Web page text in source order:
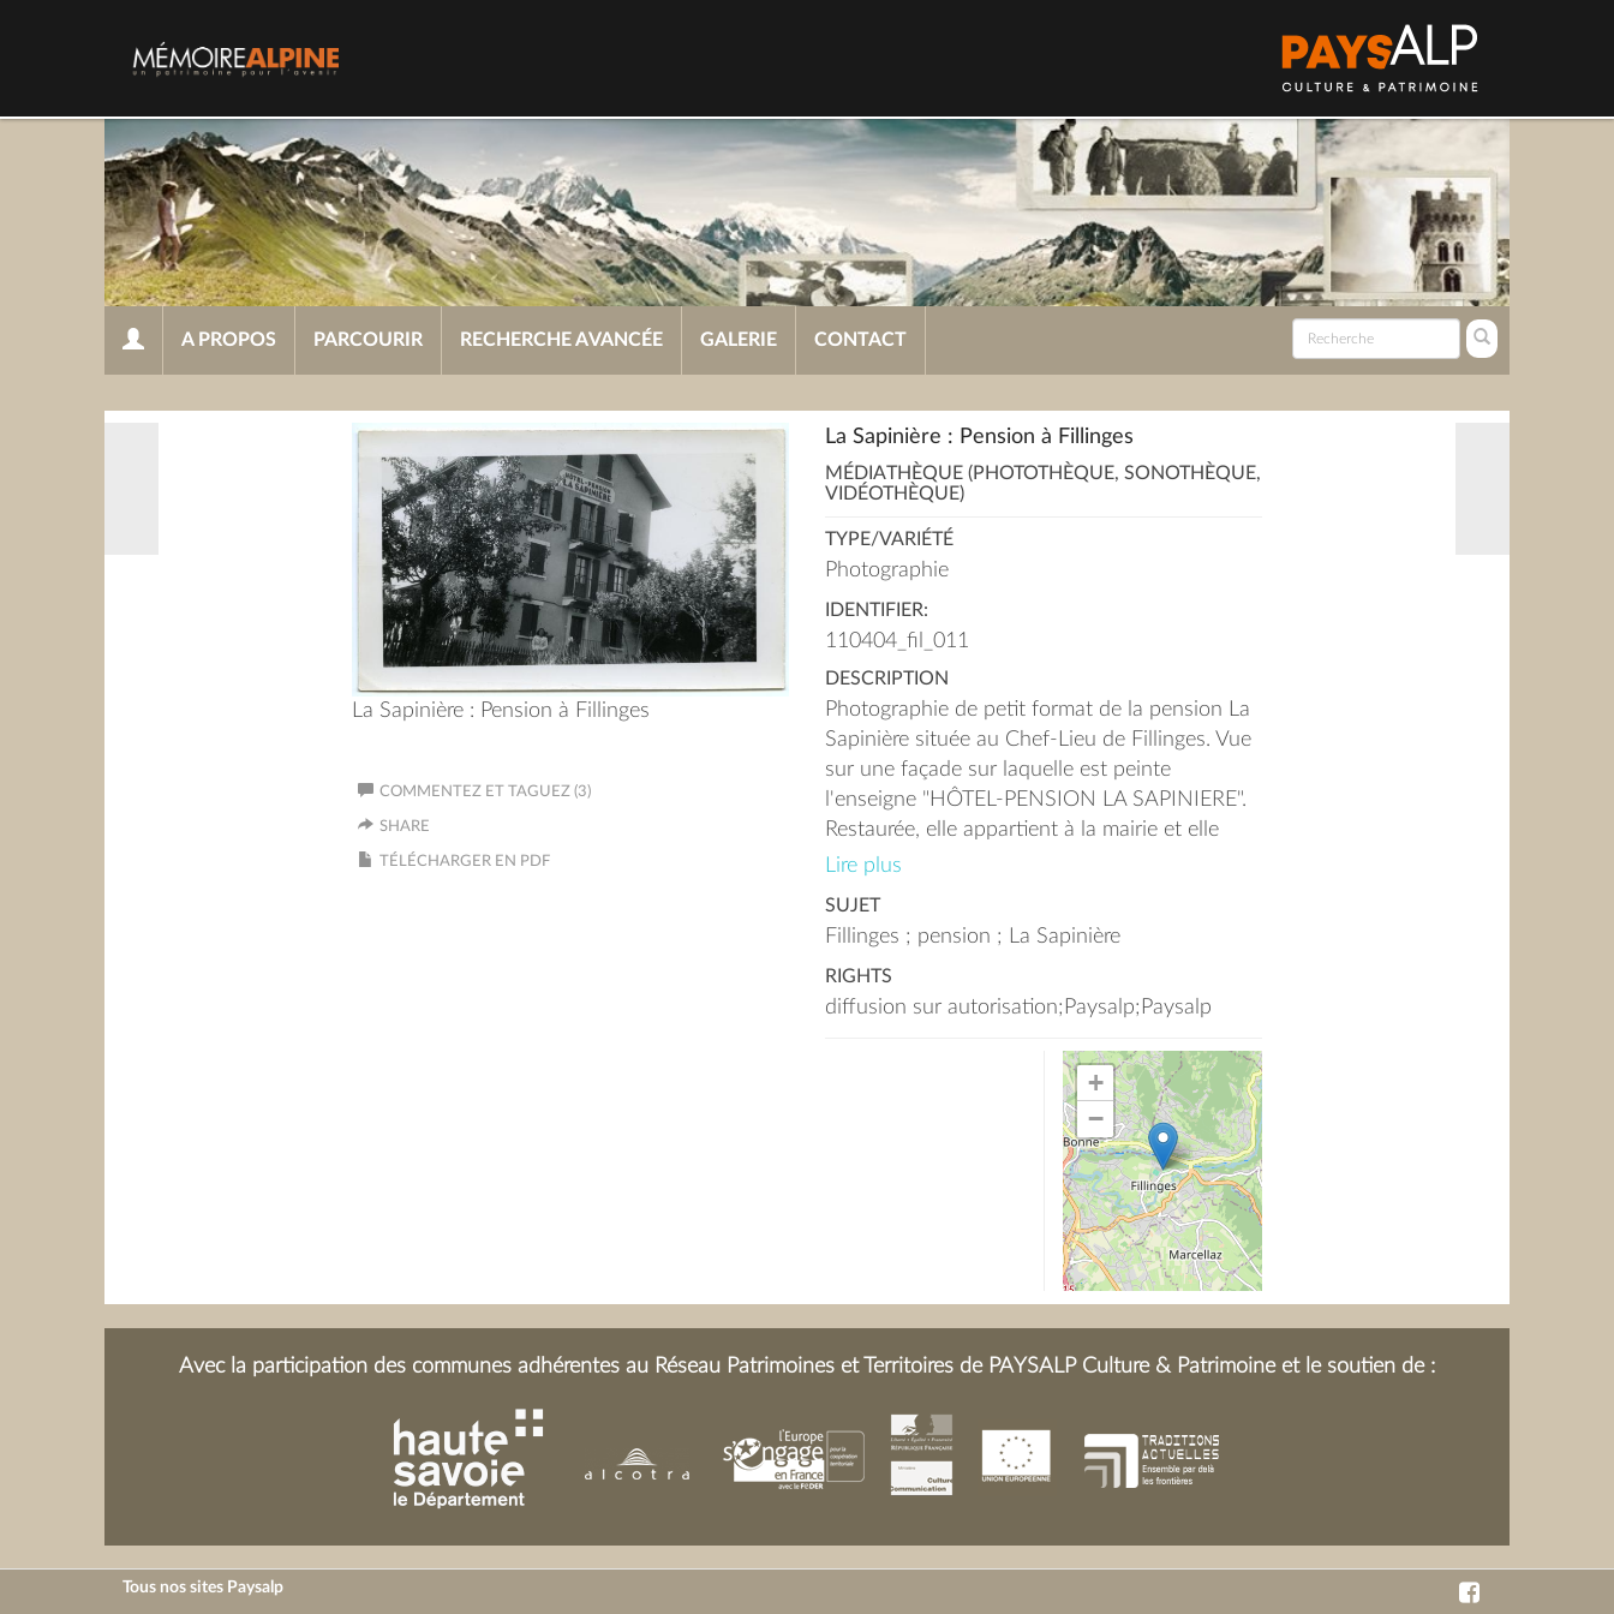
A PROPOS PARCOURIR RECHERCHE AVANCÉE GALERIE CONTACT
La Sapinière : Pension à Fillinges
COMMENTEZ ET TAGUEZ (3)
SHARE
TÉLÉCHARGER EN PDF
La Sapinière : Pension à Fillinges
MÉDIATHÈQUE (PHOTOTHÈQUE, SONOTHÈQUE,
VIDÉOTHÈQUE)
TYPE/VARIÉTÉ
Photographie
IDENTIFIER:
110404_fil_011
DESCRIPTION
Photographie de petit format de la pension La
Sapinière située au Chef-Lieu de Fillinges. Vue
sur une façade sur laquelle est peinte
l'enseigne "HÔTEL-PENSION LA SAPINIERE".
Restaurée, elle appartient à la mairie et elle
renferme aujourd'hui des locaux communaux.
Lire plus
SUJET
Fillinges ; pension ; La Sapinière
RIGHTS
diffusion sur autorisation;Paysalp;Paysalp
+
−
Avec la participation des communes adhérentes au Réseau Patrimoines et Territoires de PAYSALP Culture & Patrimoine et le soutien de :
Tous nos sites Paysalp